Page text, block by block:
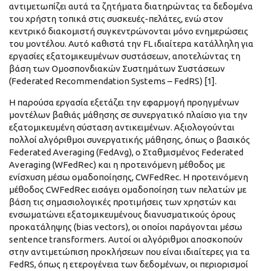
αντιμετωπίζει αυτά τα ζητήματα διατηρώντας τα δεδομένα
του χρήστη τοπικά στις συσκευές-πελάτες, ενώ στον
κεντρικό διακομιστή συγκεντρώνονται μόνο ενημερώσεις
του μοντέλου. Αυτό καθιστά την FL ιδιαίτερα κατάλληλη για
εργασίες εξατομικευμένων συστάσεων, αποτελώντας τη
βάση των Ομοσπονδιακών Συστημάτων Συστάσεων
(Federated Recommendation Systems – FedRS) [1].
Η παρούσα εργασία εξετάζει την εφαρμογή προηγμένων
μοντέλων βαθιάς μάθησης σε συνεργατικό πλαίσιο για την
εξατομικευμένη σύσταση αντικειμένων. Αξιολογούνται
πολλοί αλγόριθμοι συνεργατικής μάθησης, όπως ο βασικός
Federated Averaging (FedAvg), ο Σταθμισμένος Federated
Averaging (WFedRec) και η προτεινόμενη μέθοδος με
ενίσχυση μέσω ομαδοποίησης, CWFedRec. Η προτεινόμενη
μέθοδος CWFedRec εισάγει ομαδοποίηση των πελατών με
βάση τις σημασιολογικές προτιμήσεις των χρηστών και
ενσωματώνει εξατομικευμένους διανυσματικούς όρους
προκατάληψης (bias vectors), οι οποίοι παράγονται μέσω
sentence transformers. Αυτοί οι αλγόριθμοι αποσκοπούν
στην αντιμετώπιση προκλήσεων που είναι ιδιαίτερες για τα
FedRS, όπως η ετερογένεια των δεδομένων, οι περιορισμοί